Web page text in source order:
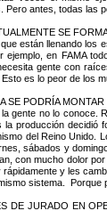
Pero antes, todas las
SE
están llenando los
ejemplo, en FAMA
gente con
es lo peor de los
SE PODRÍA
gente no lo conoce.
la producción decidió
del Reino Unido.
sábados y
con mucho dolor
y les
sistema. Porque
DE JURADO EN